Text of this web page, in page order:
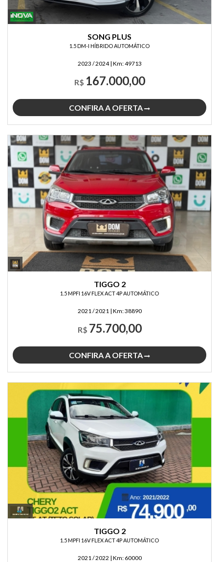
SONG PLUS
1.5 DM-I HÍBRIDO AUTOMÁTICO
2023 / 2024| Km:49713
R$ 167.000,00
CONFIRA A OFERTA
TIGGO 2
1.5 MPFI 16V FLEX ACT 4P AUTOMÁTICO
2021 / 2021 | Km:38890
R$ 75.700,00
CONFIRA A OFERTA
TIGGO 2
1.5 MPFI 16V FLEX ACT 4P AUTOMÁTICO
2021 / 2022 | Km: 60000